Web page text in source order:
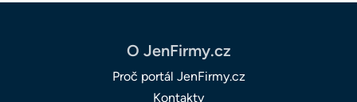
O JenFirmy.cz
Proč portál JenFirmy.cz
Kontakty